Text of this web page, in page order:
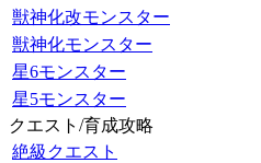
獣神化改モンスター
獣神化モンスター
星6モンスター
星5モンスター
クエスト/育成攻略
絶級クエスト